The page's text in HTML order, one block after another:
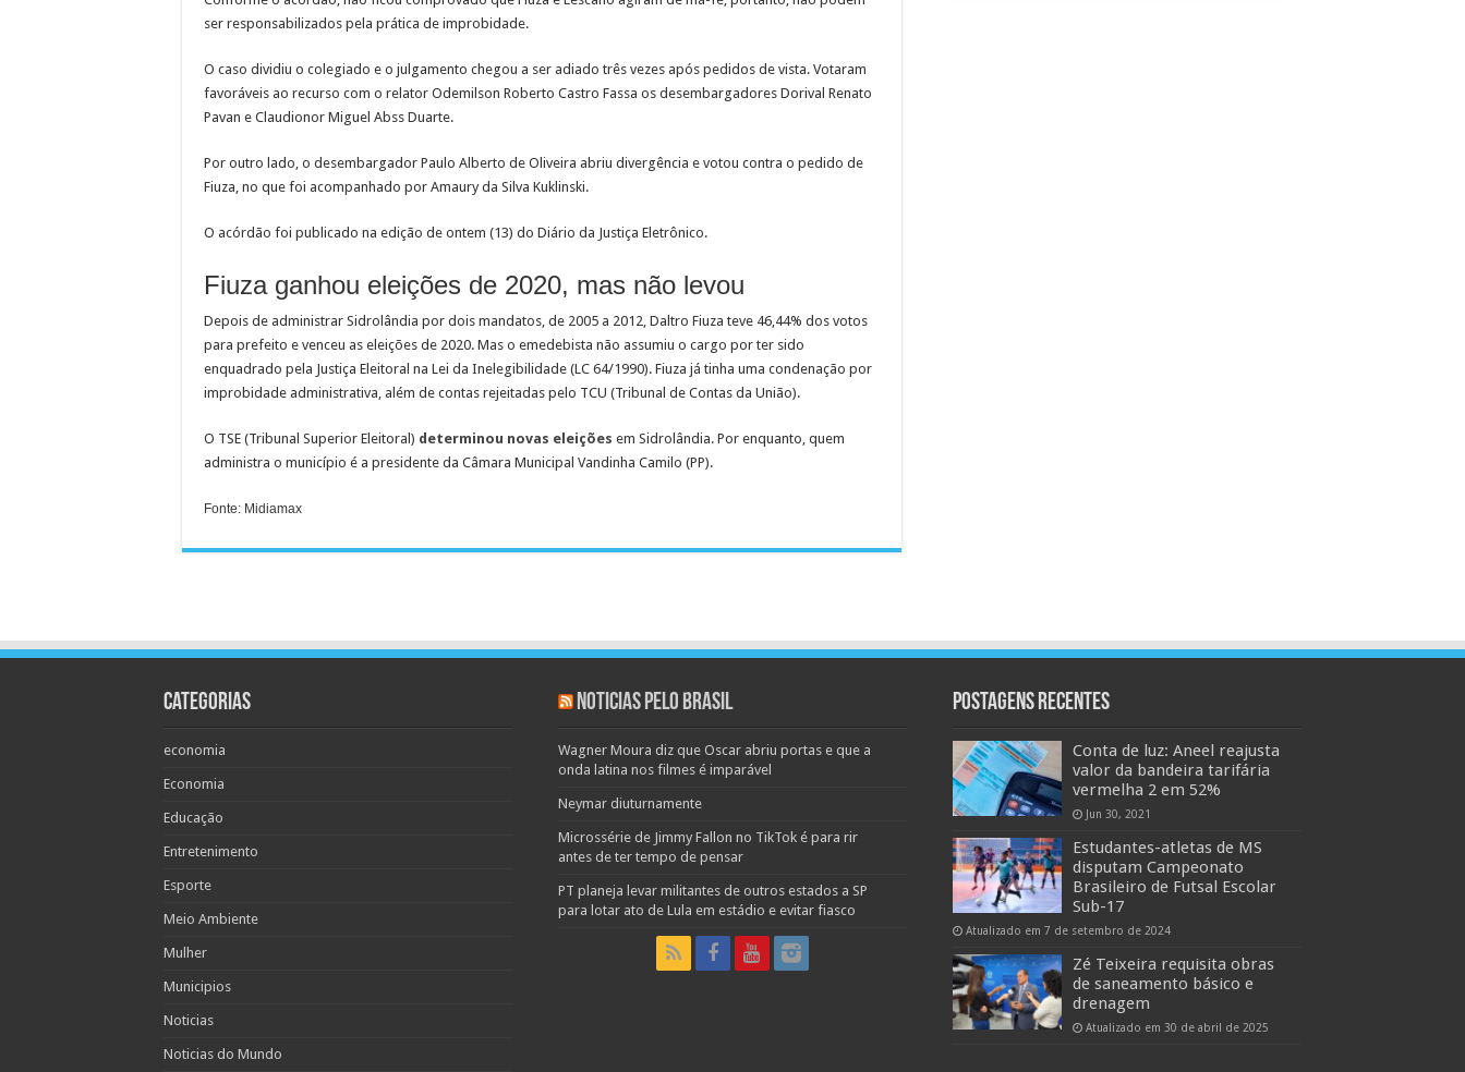
ser responsabilizados pela prática de improbidade.
O caso dividiu o colegiado e o julgamento chegou a ser adiado três vezes após pedidos de vista. Votaram
favoráveis ao recurso com o relator Odemilson Roberto Castro Fassa os desembargadores Dorival Renato
Pavan e Claudionor Miguel Abss Duarte.
Por outro lado, o desembargador Paulo Alberto de Oliveira abriu divergência e votou contra o pedido de
Fiuza, no que foi acompanhado por Amaury da Silva Kuklinski.
O acórdão foi publicado na edição de ontem (13) do Diário da Justiça Eletrônico.
Fiuza ganhou eleições de 2020, mas não levou
Depois de administrar Sidrolândia por dois mandatos, de 2005 a 2012, Daltro Fiuza teve 46,44% dos votos
para prefeito e venceu as eleições de 2020. Mas o emedebista não assumiu o cargo por ter sido
enquadrado pela Justiça Eleitoral na Lei da Inelegibilidade (LC 64/1990). Fiuza já tinha uma condenação por
improbidade administrativa, além de contas rejeitadas pelo TCU (Tribunal de Contas da União).
O TSE (Tribunal Superior Eleitoral) determinou novas eleições em Sidrolândia. Por enquanto, quem
administra o município é a presidente da Câmara Municipal Vandinha Camilo (PP).
Fonte: Midiamax
Categorias
economia
Economia
Educação
Entretenimento
Esporte
Meio Ambiente
Mulher
Municipios
Noticias
Noticias do Mundo
Noticias pelo Brasil
Wagner Moura diz que Oscar abriu portas e que a
onda latina nos filmes é imparável
Neymar diuturnamente
Microssérie de Jimmy Fallon no TikTok é para rir
antes de ter tempo de pensar
PT planeja levar militantes de outros estados a SP
para lotar ato de Lula em estádio e evitar fiasco
Postagens Recentes
Conta de luz: Aneel reajusta
valor da bandeira tarifária
vermelha 2 em 52%
Jun 30, 2021
Estudantes-atletas de MS
disputam Campeonato
Brasileiro de Futsal Escolar
Sub-17
Atualizado em 7 de setembro de 2024
Zé Teixeira requisita obras
de saneamento básico e
drenagem
Atualizado em 30 de abril de 2025